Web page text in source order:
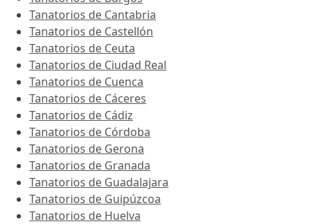
Tanatorios de Cantabria
Tanatorios de Castellón
Tanatorios de Ceuta
Tanatorios de Ciudad Real
Tanatorios de Cuenca
Tanatorios de Cáceres
Tanatorios de Cádiz
Tanatorios de Córdoba
Tanatorios de Gerona
Tanatorios de Granada
Tanatorios de Guadalajara
Tanatorios de Guipúzcoa
Tanatorios de Huelva